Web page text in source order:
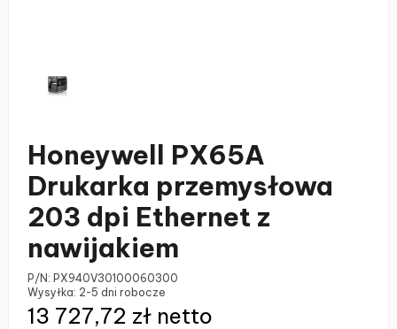
Honeywell PX65A
Drukarka przemysłowa
203 dpi Ethernet z
nawijakiem
P/N: PX940V30100060300
Wysyłka: 2-5 dni robocze
13 727,72 zł netto